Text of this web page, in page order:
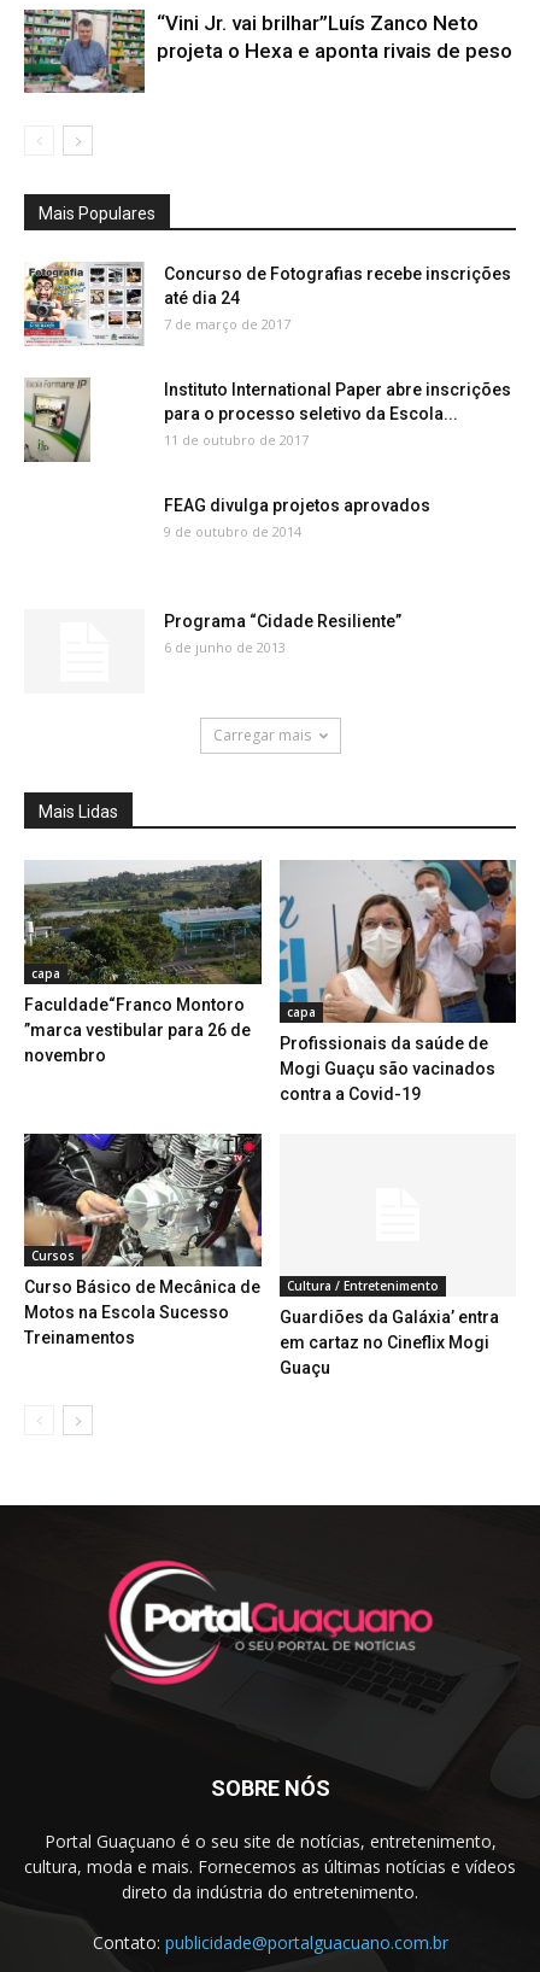
“Vini Jr. vai brilhar”Luís Zanco Neto
projeta o Hexa e aponta rivais de peso
Mais Populares
Concurso de Fotografias recebe inscrições
até dia 24
7 de março de 2017
Instituto International Paper abre inscrições
para o processo seletivo da Escola...
11 de outubro de 2017
FEAG divulga projetos aprovados
9 de outubro de 2014
Programa “Cidade Resiliente”
6 de junho de 2013
Carregar mais
Mais Lidas
capa
Faculdade“Franco Montoro
”marca vestibular para 26 de
novembro
capa
Profissionais da saúde de
Mogi Guaçu são vacinados
contra a Covid-19
Cursos
Curso Básico de Mecânica de
Motos na Escola Sucesso
Treinamentos
Cultura / Entretenimento
Guardiões da Galáxia’ entra
em cartaz no Cineflix Mogi
Guaçu
SOBRE NÓS
Portal Guaçuano é o seu site de notícias, entretenimento,
cultura, moda e mais. Fornecemos as últimas notícias e vídeos
direto da indústria do entretenimento.
Contato: publicidade@portalguacuano.com.br